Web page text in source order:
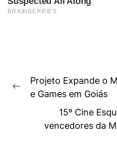
Navegação
dePrevious
Projeto Expande o
e Games em Goiás
15º Cine
vencedores da